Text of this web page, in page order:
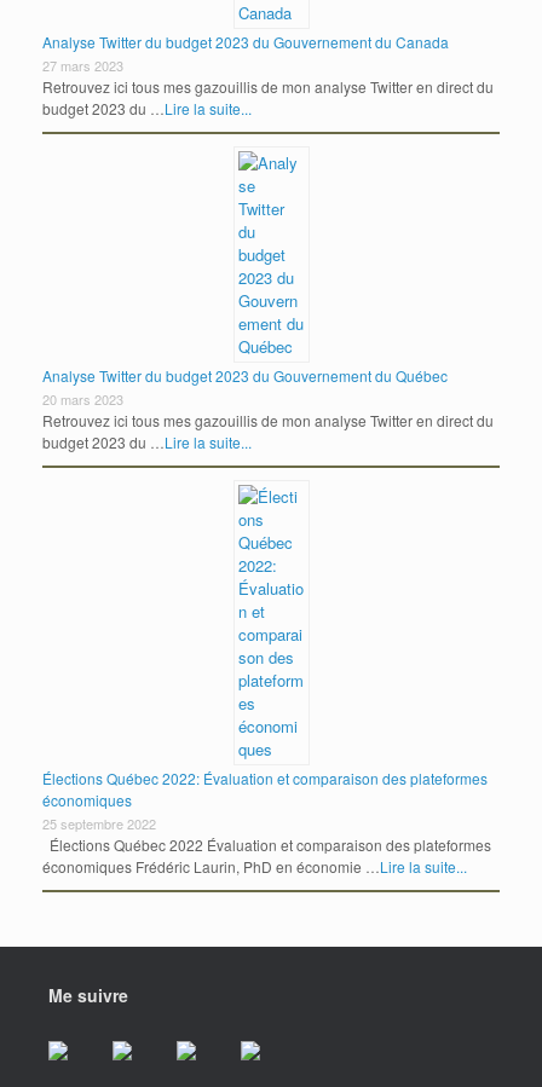
Analyse Twitter du budget 2023 du Gouvernement du Canada
27 mars 2023
Retrouvez ici tous mes gazouillis de mon analyse Twitter en direct du
budget 2023 du …Lire la suite...
Analyse Twitter du budget 2023 du Gouvernement du Québec
20 mars 2023
Retrouvez ici tous mes gazouillis de mon analyse Twitter en direct du
budget 2023 du …Lire la suite...
Élections Québec 2022: Évaluation et comparaison des plateformes
économiques
25 septembre 2022
Élections Québec 2022 Évaluation et comparaison des plateformes
économiques Frédéric Laurin, PhD en économie …Lire la suite...
Me suivre